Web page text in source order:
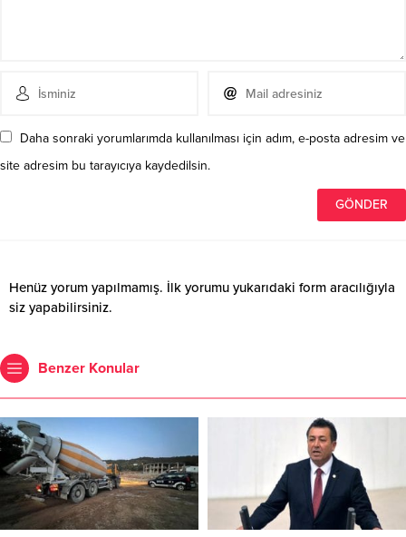
Daha sonraki yorumlarımda kullanılması için adım, e-posta adresim ve
site adresim bu tarayıcıya kaydedilsin.
Henüz yorum yapılmamış. İlk yorumu yukarıdaki form aracılığıyla
siz yapabilirsiniz.
Benzer Konular